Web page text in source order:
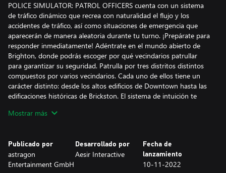
POLICE SIMULATOR: PATROL OFFICERS cuenta con un sistema
de tráfico dinámico que recrea con naturalidad el flujo y los
accidentes de tráfico, así como situaciones de emergencia que
aparecerán de manera aleatoria durante tu turno. ¡Prepárate para
responder inmediatamente! Adéntrate en el mundo abierto de
Brighton, donde podrás escoger por qué vecindarios patrullar
para garantizar su seguridad. Patrulla por tres distritos distintos
compuestos por varios vecindarios. Cada uno de ellos tiene un
carácter distinto: desde los altos edificios de Downtown hasta las
edificaciones históricas de Brickston. El sistema de intuición te
los testigos y puede ayudarte a resolver una situación de
Según progreses y desbloquees más distritos, también tendrás
nuevas responsabilidades. Empieza poniendo multas, ¡pero
Mostrar más
Publicado por
astragon
Entertainment GmbH
Desarrollado por
Aesir Interactive
Fecha de
lanzamiento
10-11-2022